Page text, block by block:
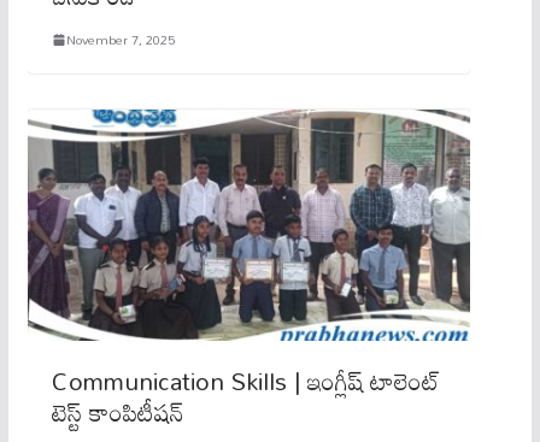
November 7, 2025
Communication Skills | ఇంగ్లీష్ టాలెంట్
టెస్ట్ కాంపిటీషన్